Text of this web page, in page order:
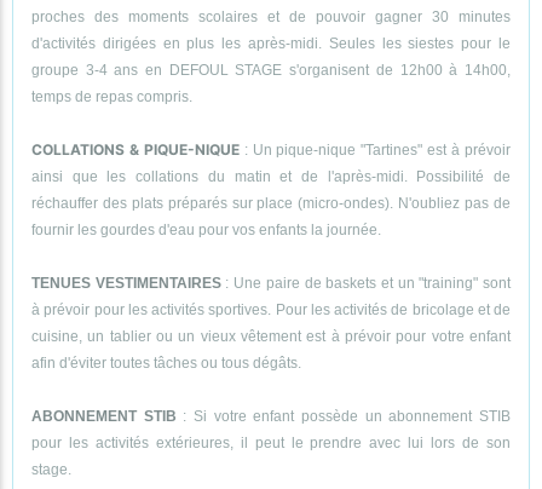
proches des moments scolaires et de pouvoir gagner 30 minutes
d'activités dirigées en plus les après-midi. Seules les siestes pour le
groupe 3-4 ans en DEFOUL STAGE s'organisent de 12h00 à 14h00,
temps de repas compris.
COLLATIONS & PIQUE-NIQUE: Un pique-nique "Tartines" est à prévoir
ainsi que les collations du matin et de l'après-midi. Possibilité de
réchauffer des plats préparés sur place (micro-ondes). N'oubliez pas de
fournir les gourdes d'eau pour vos enfants la journée.
TENUES VESTIMENTAIRES: Une paire de baskets et un "training" sont
à prévoir pour les activités sportives. Pour les activités de bricolage et de
cuisine, un tablier ou un vieux vêtement est à prévoir pour votre enfant
afin d'éviter toutes tâches ou tous dégâts.
ABONNEMENT STIB : Si votre enfant possède un abonnement STIB
pour les activités extérieures, il peut le prendre avec lui lors de son
stage.